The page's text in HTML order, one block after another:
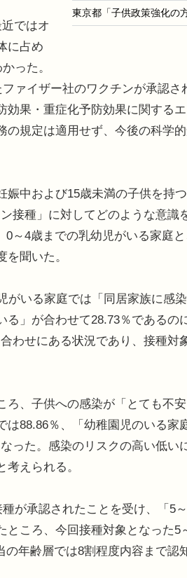
ではオ
に占め
った。
ァイザー社のワクチンが承認さ
果・重症化予防効果に関する
規定は適用せず、今後の科学
中および15歳未満の子供を持
接種」に対してどのような意識
～4歳までの乳幼児がいる家庭
聞いた。
いる家庭では「同居家族に感
」が合わせて28.73％であるの
わせにある状況であり、接種対
、子供への感染が「とても不安
88.86％、「幼稚園児のいる家
った。感染のリスクの高い低い
えられる。
が承認されたことを受け、「5
ころ、今回接種対象となった5
年齢層では8割程度内容まで認